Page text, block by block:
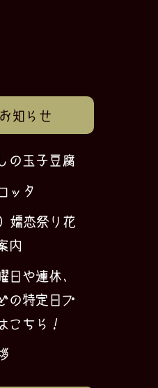
知らせ
の玉子豆腐
ッタ
嬬恋祭り花
内
日や連休、
の特定日プ
こちら！